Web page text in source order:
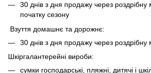
30 днів з дня продажу через
початку сезону
Взуття домашнє та дорожнє:
30 днів з дня продажу через роздрібну
Шкіргалантерейні вироби:
сумки господарські, пляжні, дитячі і